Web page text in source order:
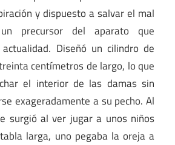
y dispuesto a salvar el mal
precursor del aparato que
Diseñó un cilindro de
centímetros de largo, lo que
el interior de las damas sin
exageradamente a su pecho. Al
surgió al ver jugar a unos niños
larga, uno pegaba la oreja a